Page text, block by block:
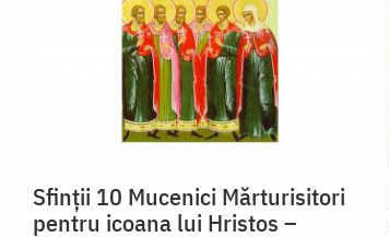
Sfinții 10 Mucenici Mărturisitori
pentru icoana lui Hristos –